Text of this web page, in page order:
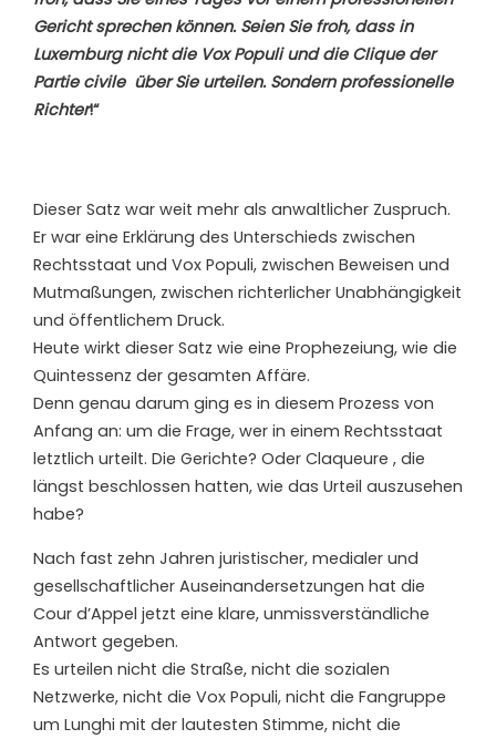
Gericht sprechen können. Seien Sie froh, dass in
Luxemburg nicht die Vox Populi und die Clique der
Partie civile über Sie urteilen. Sondern professionelle
Richter!“
Dieser Satz war weit mehr als anwaltlicher Zuspruch.
Er war eine Erklärung des Unterschieds zwischen
Rechtsstaat und Vox Populi, zwischen Beweisen und
Mutmaßungen, zwischen richterlicher Unabhängigkeit
und öffentlichem Druck.
Heute wirkt dieser Satz wie eine Prophezeiung, wie die
Quintessenz der gesamten Affäre.
Denn genau darum ging es in diesem Prozess von
Anfang an: um die Frage, wer in einem Rechtsstaat
letztlich urteilt. Die Gerichte? Oder Claqueure , die
längst beschlossen hatten, wie das Urteil auszusehen
habe?
Nach fast zehn Jahren juristischer, medialer und
gesellschaftlicher Auseinandersetzungen hat die
Cour d’Appel jetzt eine klare, unmissverständliche
Antwort gegeben.
Es urteilen nicht die Straße, nicht die sozialen
Netzwerke, nicht die Vox Populi, nicht die Fangruppe
um Lunghi mit der lautesten Stimme, nicht die